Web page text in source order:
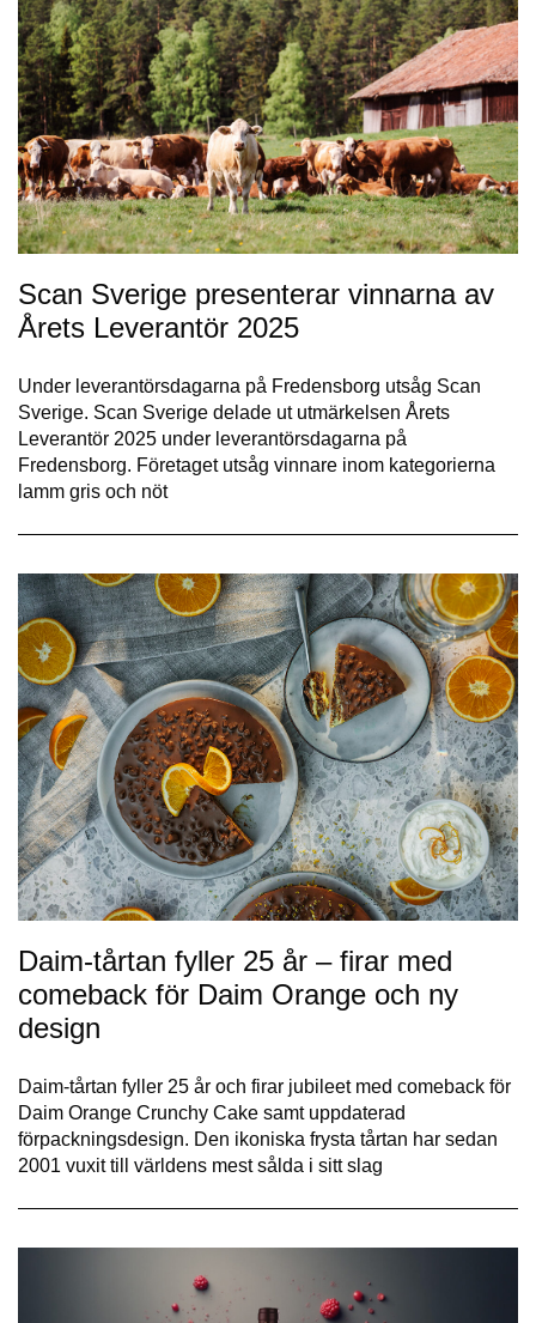
Scan Sverige presenterar vinnarna av
Årets Leverantör 2025
Under leverantörsdagarna på Fredensborg utsåg Scan
Sverige. Scan Sverige delade ut utmärkelsen Årets
Leverantör 2025 under leverantörsdagarna på
Fredensborg. Företaget utsåg vinnare inom kategorierna
lamm gris och nöt
Daim-tårtan fyller 25 år – firar med
comeback för Daim Orange och ny
design
Daim-tårtan fyller 25 år och firar jubileet med comeback för
Daim Orange Crunchy Cake samt uppdaterad
förpackningsdesign. Den ikoniska frysta tårtan har sedan
2001 vuxit till världens mest sålda i sitt slag